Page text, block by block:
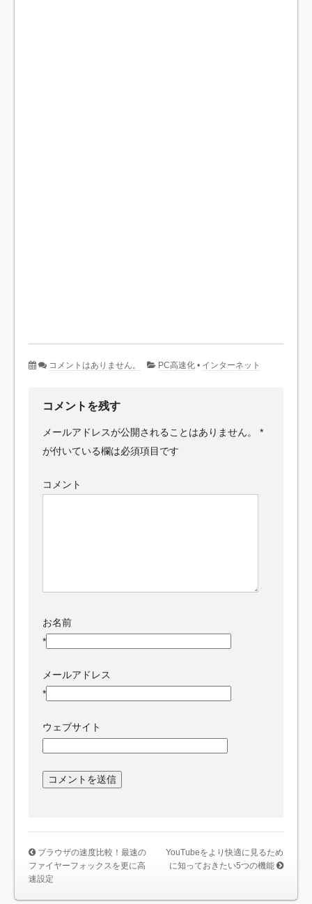
コメントはありません。 PC高速化 • インターネット
コメントを残す
メールアドレスが公開されることはありません。
*
が付いている欄は必須項目です
コメント
お名前
*
メールアドレス
*
ウェブサイト
ブラウザの速度比較！最速の
ファイヤーフォックスを更に高
速設定
YouTubeをより快適に見るため
に知っておきたい5つの機能